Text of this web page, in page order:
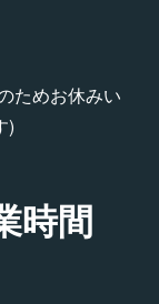
ためお休みい
)
時間